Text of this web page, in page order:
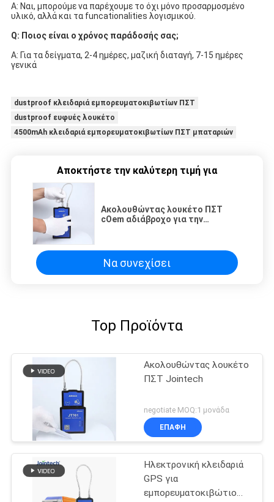
Α: Ναι, μπορούμε να παρέχουμε το όχι μόνο προσαρμοσμένο
υλικό, αλλά και τα funcationalities λογισμικού.
Q: Ποιος είναι ο χρόνος παράδοσής σας;
Α: Για τα δείγματα, 2-4 ημέρες, μαζική διαταγή, 7-15 ημέρες
γενικά
dustproof κλειδαριά εμπορευματοκιβωτίων ΠΣΤ
dustproof ευφυές λουκέτο
4500mAh κλειδαριά εμπορευματοκιβωτίων ΠΣΤ μπαταριών
Αποκτήστε την καλύτερη τιμή για
Ακολουθώντας λουκέτο ΠΣΤ
cOem αδιάβροχο για την
Να συνεχίσει
Top Προϊόντα
Ακολουθώντας λουκέτο
ΠΣΤ Jointech
negotiate MOQ:1 μονάδα
ΕΠΑΦΉ
Ηλεκτρονική κλειδαριά
GPS για
εμπορευματοκιβώτιο